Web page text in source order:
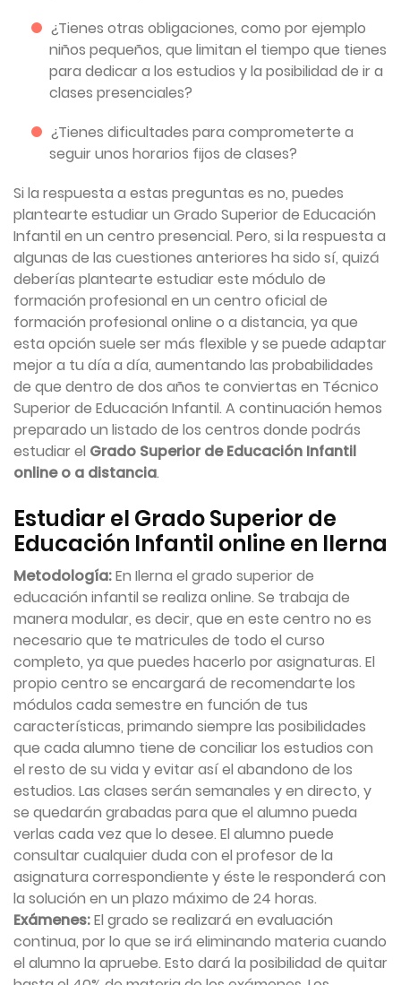
¿Tienes otras obligaciones, como por ejemplo
niños pequeños, que limitan el tiempo que tienes
para dedicar a los estudios y la posibilidad de ir a
clases presenciales?
¿Tienes dificultades para comprometerte a
seguir unos horarios fijos de clases?
Si la respuesta a estas preguntas es no, puedes
plantearte estudiar un Grado Superior de Educación
Infantil en un centro presencial. Pero, si la respuesta a
algunas de las cuestiones anteriores ha sido sí, quizá
deberías plantearte estudiar este módulo de
formación profesional en un centro oficial de
formación profesional online o a distancia, ya que
esta opción suele ser más flexible y se puede adaptar
mejor a tu día a día, aumentando las probabilidades
de que dentro de dos años te conviertas en Técnico
Superior de Educación Infantil. A continuación hemos
preparado un listado de los centros donde podrás
estudiar el Grado Superior de Educación Infantil
online o a distancia.
Estudiar el Grado Superior de
Educación Infantil online en Ilerna
Metodología:En Ilerna el grado superior de
educación infantil se realiza online. Se trabaja de
manera modular, es decir, que en este centro no es
necesario que te matricules de todo el curso
completo, ya que puedes hacerlo por asignaturas. El
propio centro se encargará de recomendarte los
módulos cada semestre en función de tus
características, primando siempre las posibilidades
que cada alumno tiene de conciliar los estudios con
el resto de su vida y evitar así el abandono de los
estudios. Las clases serán semanales y en directo, y
se quedarán grabadas para que el alumno pueda
verlas cada vez que lo desee. El alumno puede
consultar cualquier duda con el profesor de la
asignatura correspondiente y éste le responderá con
la solución en un plazo máximo de 24 horas.
Exámenes:El grado se realizará en evaluación
continua, por lo que se irá eliminando materia cuando
el alumno la apruebe. Esto dará la posibilidad de quitar